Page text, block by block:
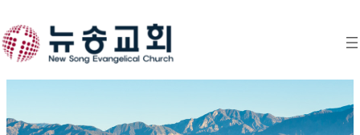
to
content